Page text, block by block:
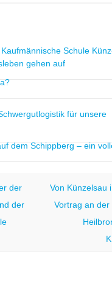
Schule
gehen auf
für unsere
dem Schippberg – ein
der
der
Von Künzelsau
Vortrag an der